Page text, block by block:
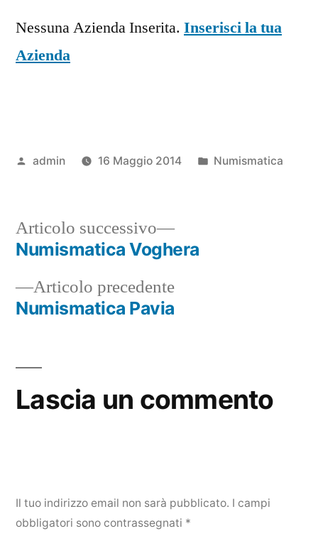
Nessuna Azienda Inserita. Inserisci la tua
Azienda
Pubblicato
admin 16 Maggio 2014
Pubblicato
Numismatica
Navigazione
articoli
Articolo precedenteArticolo
Numismatica Pavia
Articolo successivo
Articolo
successivo:
Numismatica Voghera
Lascia un commento
Il tuo indirizzo email non sarà pubblicato. I campi
obbligatori sono contrassegnati *